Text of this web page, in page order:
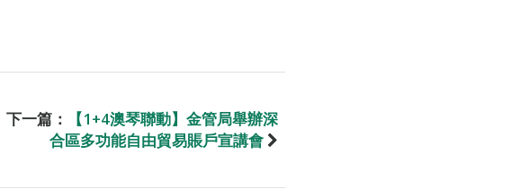
下一篇：
【1+4澳琴聯動】金管局舉辦深
合區多功能自由貿易賬戶宣講會